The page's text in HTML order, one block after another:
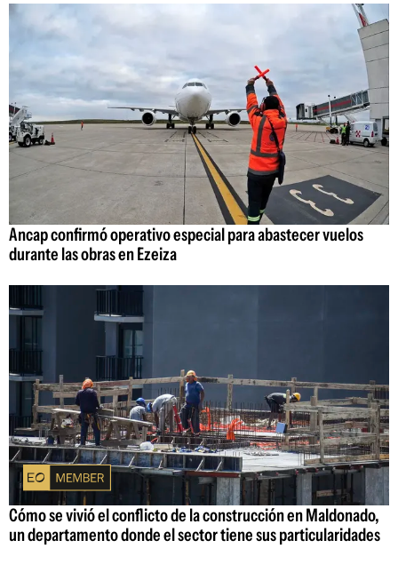
Ancap confirmó operativo especial para abastecer vuelos
durante las obras en Ezeiza
Cómo se vivió el conflicto de la construcción en Maldonado,
un departamento donde el sector tiene sus particularidades